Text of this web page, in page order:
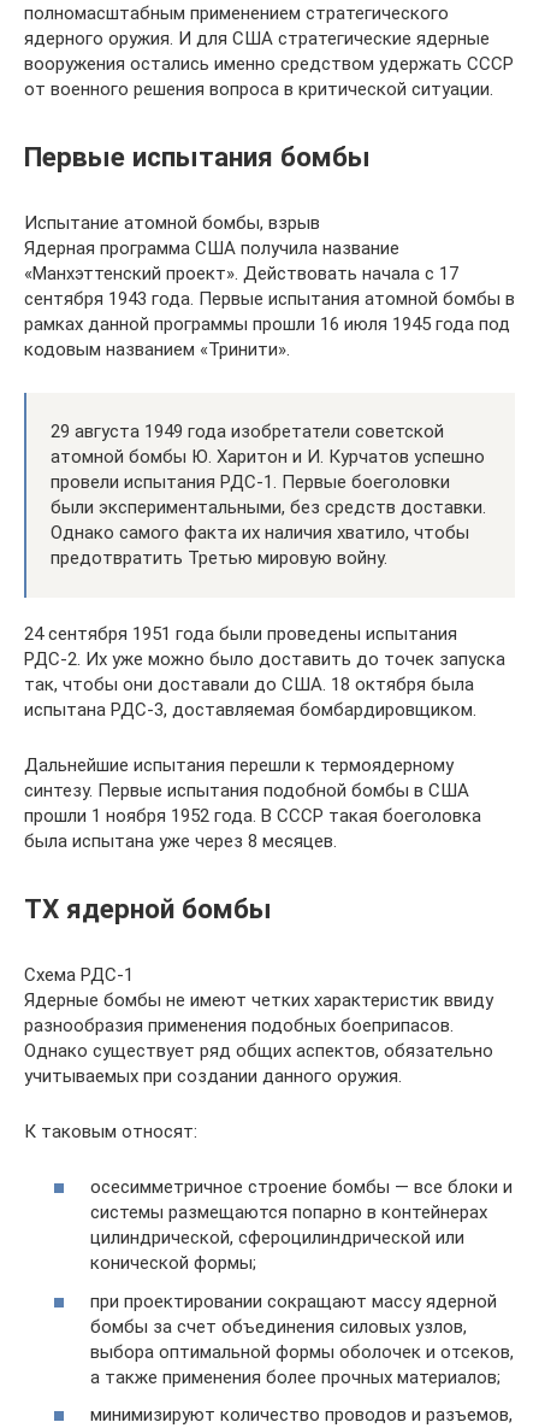
полномасштабным применением стратегического
ядерного оружия. И для США стратегические ядерные
вооружения остались именно средством удержать СССР
от военного решения вопроса в критической ситуации.
Первые испытания бомбы
Испытание атомной бомбы, взрыв
Ядерная программа США получила название
«Манхэттенский проект». Действовать начала с 17
сентября 1943 года. Первые испытания атомной бомбы в
рамках данной программы прошли 16 июля 1945 года под
кодовым названием «Тринити».
29 августа 1949 года изобретатели советской
атомной бомбы Ю. Харитон и И. Курчатов успешно
провели испытания РДС-1. Первые боеголовки
были экспериментальными, без средств доставки.
Однако самого факта их наличия хватило, чтобы
предотвратить Третью мировую войну.
24 сентября 1951 года были проведены испытания
РДС-2. Их уже можно было доставить до точек запуска
так, чтобы они доставали до США. 18 октября была
испытана РДС-3, доставляемая бомбардировщиком.
Дальнейшие испытания перешли к термоядерному
синтезу. Первые испытания подобной бомбы в США
прошли 1 ноября 1952 года. В СССР такая боеголовка
была испытана уже через 8 месяцев.
ТХ ядерной бомбы
Схема РДС-1
Ядерные бомбы не имеют четких характеристик ввиду
разнообразия применения подобных боеприпасов.
Однако существует ряд общих аспектов, обязательно
учитываемых при создании данного оружия.
К таковым относят:
осесимметричное строение бомбы — все блоки и
системы размещаются попарно в контейнерах
цилиндрической, сфероцилиндрической или
конической формы;
при проектировании сокращают массу ядерной
бомбы за счет объединения силовых узлов,
выбора оптимальной формы оболочек и отсеков,
а также применения более прочных материалов;
минимизируют количество проводов и разъемов,